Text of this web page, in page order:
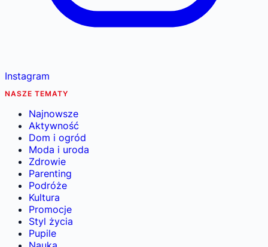
Instagram
NASZE TEMATY
Najnowsze
Aktywność
Dom i ogród
Moda i uroda
Zdrowie
Parenting
Podróże
Kultura
Promocje
Styl życia
Pupile